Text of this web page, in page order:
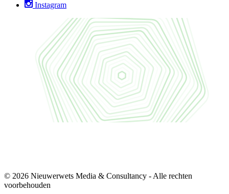
Instagram
© 2026 Nieuwerwets Media & Consultancy - Alle rechten
voorbehouden